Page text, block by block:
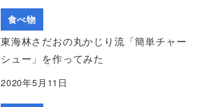
食べ物
東海林さだおの丸かじり流「簡単チャー
シュー」を作ってみた
2020年5月11日